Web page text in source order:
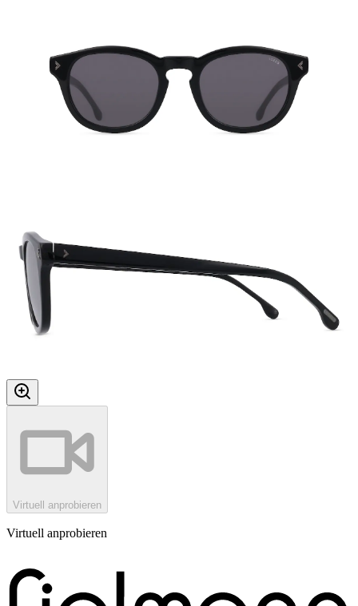
Virtuell anprobieren
Virtuell anprobieren